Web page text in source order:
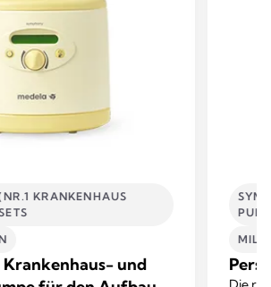
KRANKENHAUS
Krankenhaus- und